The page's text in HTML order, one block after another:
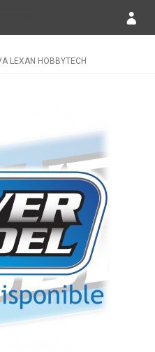
LEXAN HOBBYTECH